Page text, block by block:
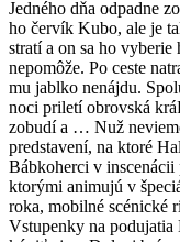
Jedného dňa odpadne
ho červík Kubo, ale je
stratí a on sa ho
nepomôže. Po ceste
mu jablko nenájdu.
noci priletí obrovská
zobudí a … Nuž
predstavení, na ktoré
Bábkoherci v inscenácii
ktorými animujú v
roka, mobilné scénické
Vstupenky na